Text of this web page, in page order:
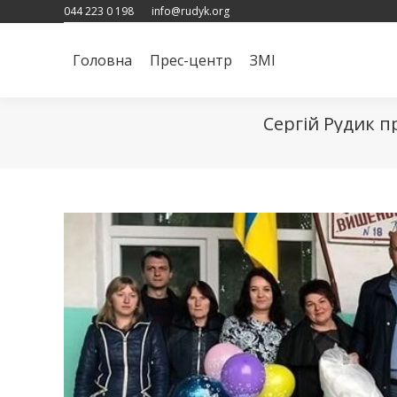
044 223 0 198 info@rudyk.org
Головна Прес-центр ЗМІ
Сергій Рудик
Головна Прес-центр ЗМІ